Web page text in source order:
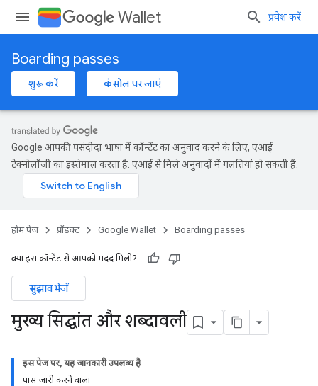
Wallet प्रवेश करें
Boarding passes
शुरू करें कंसोल पर जाएं
Google आपकी पसंदीदा भाषा में कॉन्टेंट का अनुवाद करने के लिए, एआई
टेक्नोलॉजी का इस्तेमाल करता है. एआई से मिले अनुवादों में गलतियां हो सकती हैं.
होम पेज प्रॉडक्ट Google Wallet Boarding passes
क्या इस कॉन्टेंट से आपको मदद मिली?
सुझाव भेजें
मुख्य सिद्धांत और शब्दावली
इस पेज पर, यह जानकारी उपलब्ध है
पास जारी करने वाला